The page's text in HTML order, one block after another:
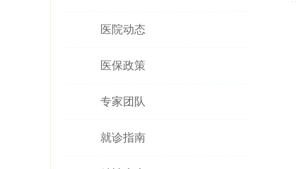
医院动态
医保政策
专家团队
就诊指南